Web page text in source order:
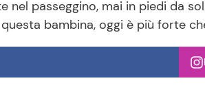
nel passeggino, mai in piedi da
bambina, oggi è più forte